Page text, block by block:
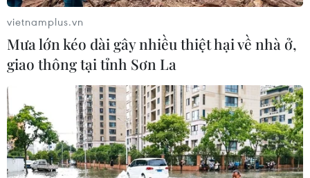
#Game thủ #Chuyển đổi số
#Thể thao điện tử
#Liên quân Mobile
#Liên minh huyền thoại
#PUBG Mobile
vietnamplus.vn
Mưa lớn kéo dài gây nhiều thiệt hại về nhà ở,
giao thông tại tỉnh Sơn La